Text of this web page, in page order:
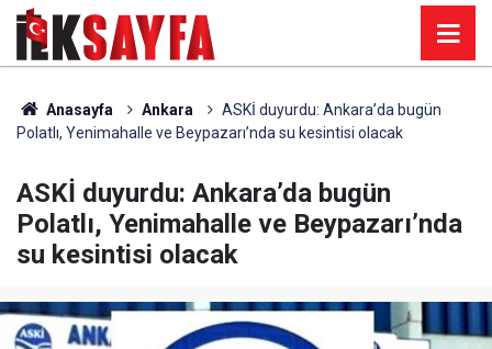
Anasayfa Ankara
ASKİ duyurdu: Ankara’da bugün
Polatlı, Yenimahalle ve Beypazarı’nda su kesintisi olacak
ASKİ duyurdu: Ankara’da bugün
Polatlı, Yenimahalle ve Beypazarı’nda
su kesintisi olacak